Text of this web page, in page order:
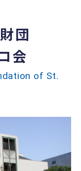
団
会
of St.